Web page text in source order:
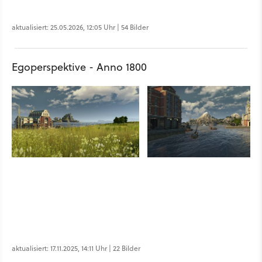
aktualisiert: 25.05.2026, 12:05 Uhr | 54 Bilder
Egoperspektive - Anno 1800
aktualisiert: 17.11.2025, 14:11 Uhr | 22 Bilder